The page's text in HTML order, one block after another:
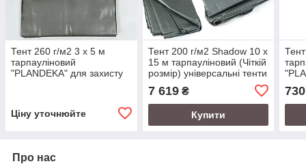
Тент 260 г/м2 3 х 5 м
тарпауліновий
"PLANDEKA" для захисту
Ціну уточнюйте
Тент 200 г/м2 Shadow 10 х
15 м тарпауліновий (Чіткій
розмір) універсальні тенти
7 619₴
Купити
730
Про нас